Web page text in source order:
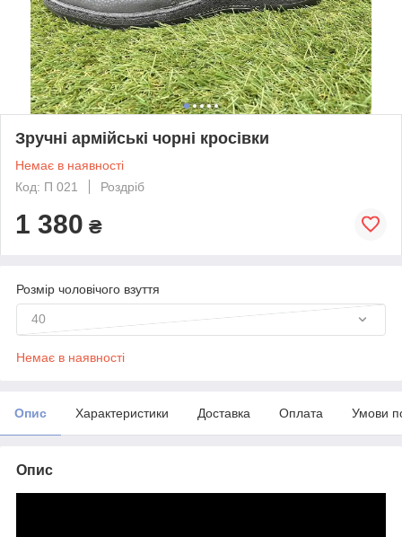
Зручні армійські чорні кросівки
Немає в наявності
Код: П 021
Роздріб
1 380 ₴
Розмір чоловічого взуття
40
Немає в наявності
Опис Характеристики Доставка Оплата Умови
Опис